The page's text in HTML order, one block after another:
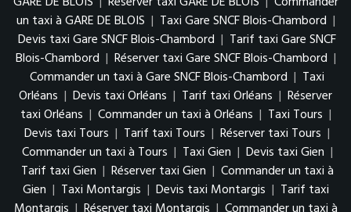
un taxi à GARE DE BLOIS | Taxi Gare SNCF Blois-Chambord |
Devis taxi Gare SNCF Blois-Chambord | Tarif taxi Gare SNCF
Blois-Chambord | Réserver taxi Gare SNCF Blois-Chambord |
Commander un taxi à Gare SNCF Blois-Chambord | Taxi
Orléans | Devis taxi Orléans | Tarif taxi Orléans | Réserver
taxi Orléans | Commander un taxi à Orléans | Taxi Tours |
Devis taxi Tours | Tarif taxi Tours | Réserver taxi Tours |
Commander un taxi à Tours | Taxi Gien | Devis taxi Gien |
Tarif taxi Gien | Réserver taxi Gien | Commander un taxi à
Gien | Taxi Montargis | Devis taxi Montargis | Tarif taxi